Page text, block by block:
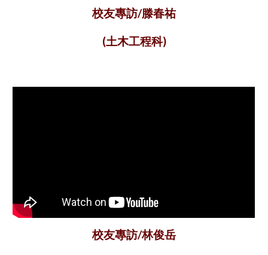
校友專訪/滕春祐
(土木工程科)
校友專訪/林俊岳